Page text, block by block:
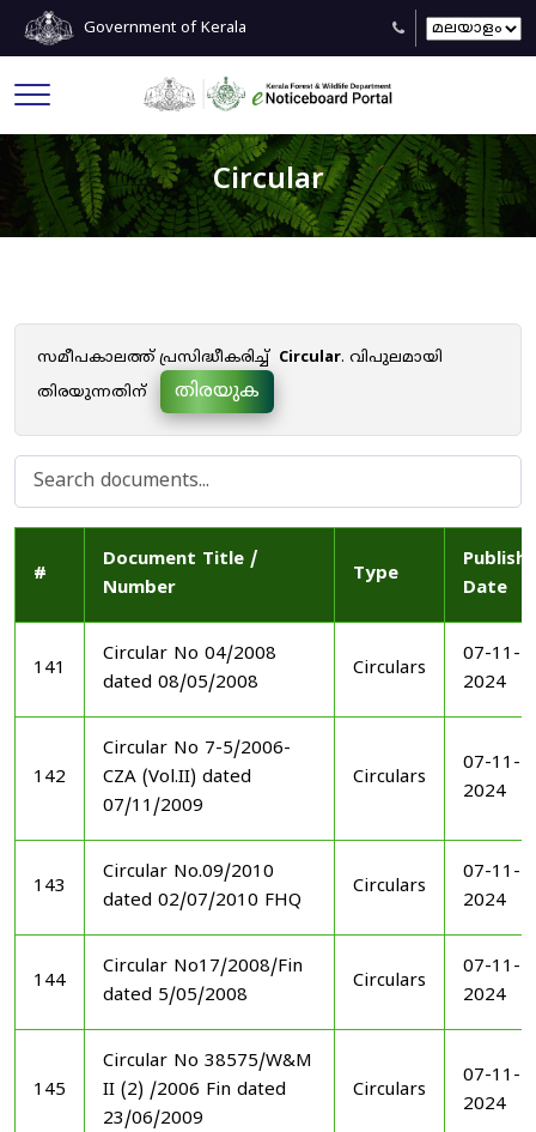
Government of Kerala
Circular
സമീപകാലത്ത് പ്രസിദ്ധീകരിച്ച് Circular. വിപുലമായി
തിരയുന്നതിന്
തിരയുക
#
Document Title /
Number
Type
Date
141
Circular No 04/2008
dated 08/05/2008
Circulars
07-11-
2024
142
Circular No 7-5/2006-
CZA (Vol.II) dated
07/11/2009
Circulars
07-11-
2024
143
Circular No.09/2010
dated 02/07/2010 FHQ
Circulars
07-11-
2024
144
Circular No17/2008/Fin
dated 5/05/2008
Circulars
07-11-
2024
145
Circular No 38575/W&M
II (2) /2006 Fin dated
23/06/2009
Circulars
07-11-
2024